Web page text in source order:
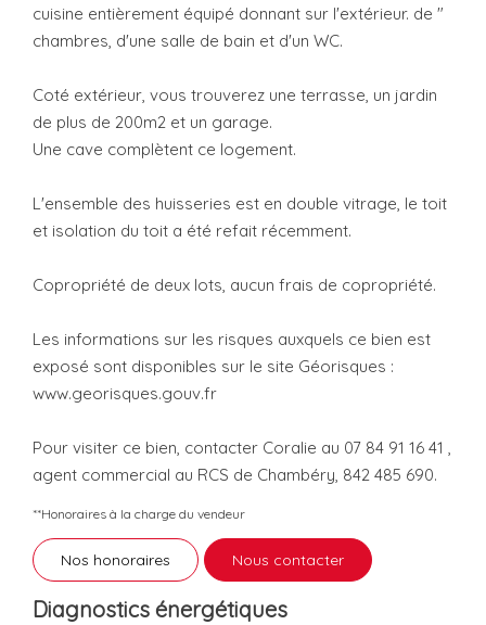
cuisine entièrement équipé donnant sur l'extérieur. de "
chambres, d'une salle de bain et d'un WC.
Coté extérieur, vous trouverez une terrasse, un jardin
de plus de 200m2 et un garage.
Une cave complètent ce logement.
L'ensemble des huisseries est en double vitrage, le toit
et isolation du toit a été refait récemment.
Copropriété de deux lots, aucun frais de copropriété.
Les informations sur les risques auxquels ce bien est
exposé sont disponibles sur le site Géorisques :
www.georisques.gouv.fr
Pour visiter ce bien, contacter Coralie au 07 84 91 16 41 ,
agent commercial au RCS de Chambéry, 842 485 690.
**Honoraires à la charge du vendeur
Nos honoraires Nous contacter
Diagnostics énergétiques